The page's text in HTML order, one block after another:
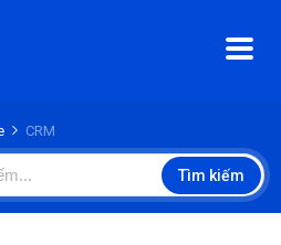
CRM
Tìm kiếm